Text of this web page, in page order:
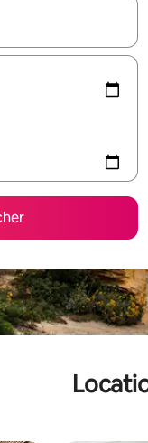
utilisez les flèches